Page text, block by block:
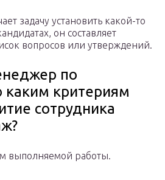
задачу установить какой-то
он составляет
вопросов или утверждений.
по
критериям
сотрудника
выполняемой работы.